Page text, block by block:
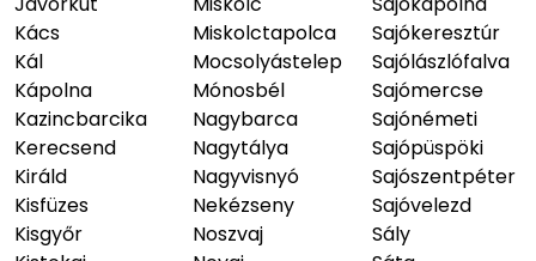
Kács
Kál
Kápolna
Kazincbarcika
Kerecsend
Királd
Kisfüzes
Kisgyőr
Miskolctapolca
Mocsolyástelep
Mónosbél
Nagybarca
Nagytálya
Nagyvisnyó
Nekézseny
Noszvaj
Sajókeresztúr
Sajólászlófalva
Sajómercse
Sajónémeti
Sajópüspöki
Sajószentpéter
Sajóvelezd
Sály